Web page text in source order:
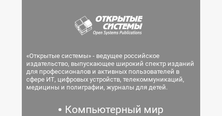
«Открытые системы» - ведущее российское
издательство, выпускающее широкий спектр изданий
для профессионалов и активных пользователей в
сфере ИТ, цифровых устройств, телекоммуникаций,
медицины и полиграфии, журналы для детей.
Компьютерный мир